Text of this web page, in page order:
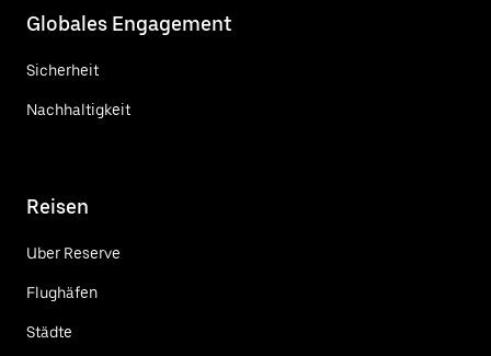
Globales Engagement
Sicherheit
Nachhaltigkeit
Reisen
Uber Reserve
Flughäfen
Städte